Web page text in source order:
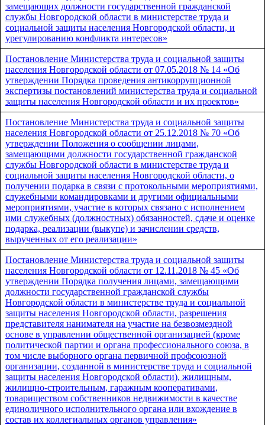
замещающих должности государственной гражданской
службы Новгородской области в министерстве труда и
социальной защиты населения Новгородской области, и
урегулированию конфликта интересов»
Постановление Министерства труда и социальной защиты
населения Новгородской области от 07.05.2018 № 14 «Об
утверждении Порядка проведения антикоррупционной
экспертизы постановлений министерства труда и социальной
защиты населения Новгородской области и их проектов»
Постановление Министерства труда и социальной защиты
населения Новгородской области от 25.12.2018 № 70 «Об
утверждении Положения о сообщении лицами,
замещающими должности государственной гражданской
службы Новгородской области в министерстве труда и
социальной защиты населения Новгородской области, о
получении подарка в связи с протокольными мероприятиями,
служебными командировками и другими официальными
мероприятиями, участие в которых связано с исполнением
ими служебных (должностных) обязанностей, сдаче и оценке
подарка, реализации (выкупе) и зачислении средств,
вырученных от его реализации»
Постановление Министерства труда и социальной защиты
населения Новгородской области от 12.11.2018 № 45 «Об
утверждении Порядка получения лицами, замещающими
должности государственной гражданской службы
Новгородской области в министерстве труда и социальной
защиты населения Новгородской области, разрешения
представителя нанимателя на участие на безвозмездной
основе в управлении общественной организацией (кроме
политической партии и органа профессионального союза, в
том числе выборного органа первичной профсоюзной
организации, созданной в министерстве труда и социальной
защиты населения Новгородской области), жилищным,
жилищно-строительным, гаражным кооперативами,
товариществом собственников недвижимости в качестве
единоличного исполнительного органа или вхождение в
состав их коллегиальных органов управления»